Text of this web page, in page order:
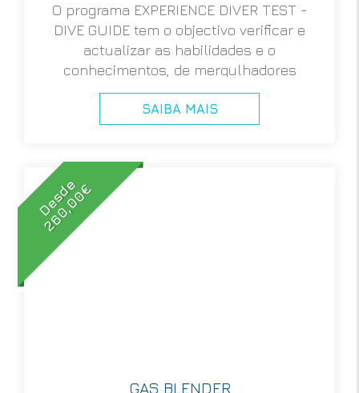
O programa EXPERIENCE DIVER TEST -
DIVE GUIDE tem o objectivo verificar e
actualizar as habilidades e o
conhecimentos, de mergulhadores
experientes mas sem certificação formal,
para liderar grupos de mergulhadores
certificados em segurança.
SAIBA MAIS
Desde
260,00€
GAS BLENDER